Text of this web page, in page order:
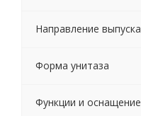
Villeroy&Boch
WeltWasser
Направление выпуска
Форма унитаза
Функции и оснащение